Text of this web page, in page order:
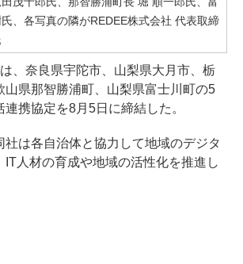
、各写真の隣がREDEE株式会社 代表取締
、奈良県宇陀市、山梨県大月市、栃
山県那智勝浦町、山梨県富士川町の5
携協定を8月5日に締結した。
社は各自治体と協力して地域のデジタ
IT人材の育成や地域の活性化を推進し